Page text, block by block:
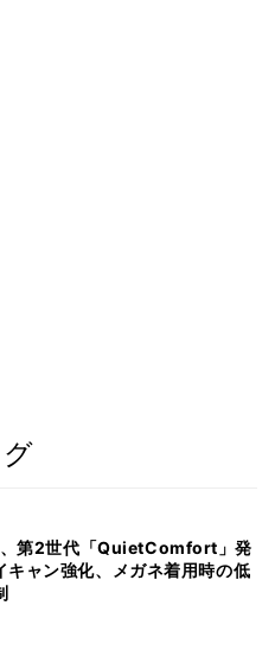
第2世代「QuietComfort」発
ャン強化、メガネ着用時の低